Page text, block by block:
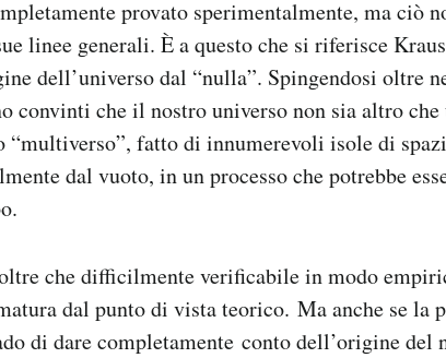
provato sperimentalmente, ma ciò
linee generali. È a questo che si riferisce
dell’universo dal “nulla”. Spingendosi oltre
convinti che il nostro universo non sia altro che
“multiverso”, fatto di innumerevoli isole di
dal vuoto, in un processo che potrebbe
che difficilmente verificabile in modo
dal punto di vista teorico. Ma anche se la
di dare completamente contodell’origine del